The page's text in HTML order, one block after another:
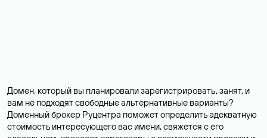
Домен, который вы планировали зарегистрировать, занят, и
вам не подходят свободные альтернативные варианты?
Доменный брокер Руцентра поможет определить адекватную
стоимость интересующего вас имени, свяжется с его